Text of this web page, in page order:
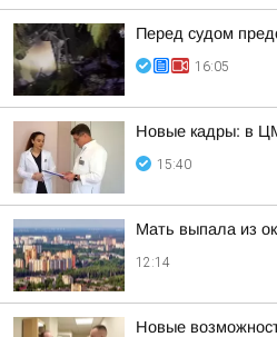
Перед судом
16:05
Новые кадры: в
15:40
Мать выпала из
12:14
Новые